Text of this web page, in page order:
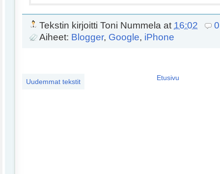
Tekstin kirjoitti Toni Nummela at 16:02
Aiheet: Blogger, Google, iPhone
Uudemmat tekstit Etusivu